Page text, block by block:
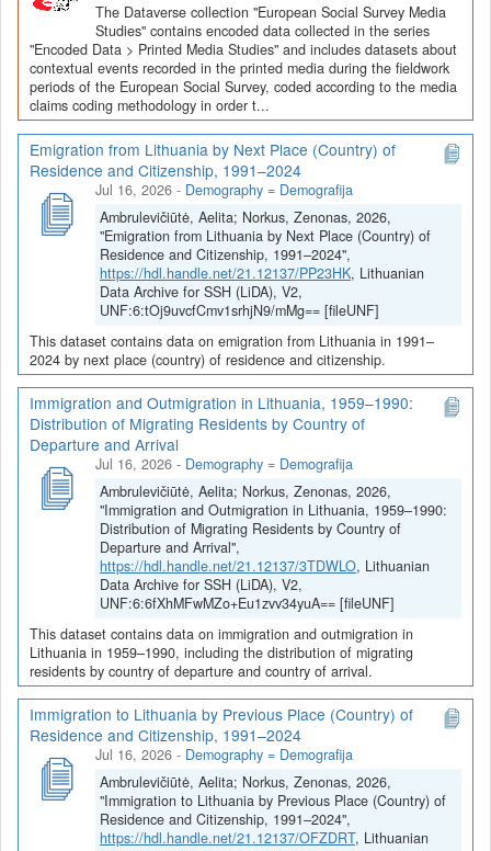
The Dataverse collection "European Social Survey Media
Studies" contains encoded data collected in the series
"Encoded Data > Printed Media Studies" and includes datasets about
contextual events recorded in the printed media during the fieldwork
periods of the European Social Survey, coded according to the media
claims coding methodology in order t...
Emigration from Lithuania by Next Place (Country) of
Residence and Citizenship, 1991–2024
Jul 16, 2026 - Demography = Demografija
Ambrulevičiūtė, Aelita; Norkus, Zenonas, 2026,
"Emigration from Lithuania by Next Place (Country) of
Residence and Citizenship, 1991–2024",
https://hdl.handle.net/21.12137/PP23HK, Lithuanian
Data Archive for SSH (LiDA), V2,
UNF:6:tOj9uvcfCmv1srhjN9/mMg== [fileUNF]
This dataset contains data on emigration from Lithuania in 1991–
2024 by next place (country) of residence and citizenship.
Immigration and Outmigration in Lithuania, 1959–1990:
Distribution of Migrating Residents by Country of
Departure and Arrival
Jul 16, 2026 - Demography = Demografija
Ambrulevičiūtė, Aelita; Norkus, Zenonas, 2026,
"Immigration and Outmigration in Lithuania, 1959–1990:
Distribution of Migrating Residents by Country of
Departure and Arrival",
https://hdl.handle.net/21.12137/3TDWLO, Lithuanian
Data Archive for SSH (LiDA), V2,
UNF:6:6fXhMFwMZo+Eu1zvv34yuA== [fileUNF]
This dataset contains data on immigration and outmigration in
Lithuania in 1959–1990, including the distribution of migrating
residents by country of departure and country of arrival.
Immigration to Lithuania by Previous Place (Country) of
Residence and Citizenship, 1991–2024
Jul 16, 2026 - Demography = Demografija
Ambrulevičiūtė, Aelita; Norkus, Zenonas, 2026,
"Immigration to Lithuania by Previous Place (Country) of
Residence and Citizenship, 1991–2024",
https://hdl.handle.net/21.12137/OFZDRT, Lithuanian